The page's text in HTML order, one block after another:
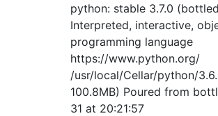
python: stable 3.7.0
Interpreted, interactive,
programming language
https://www.python.org/
/usr/local/Cellar/python/
100.8MB) Poured from
31 at 20:21:57